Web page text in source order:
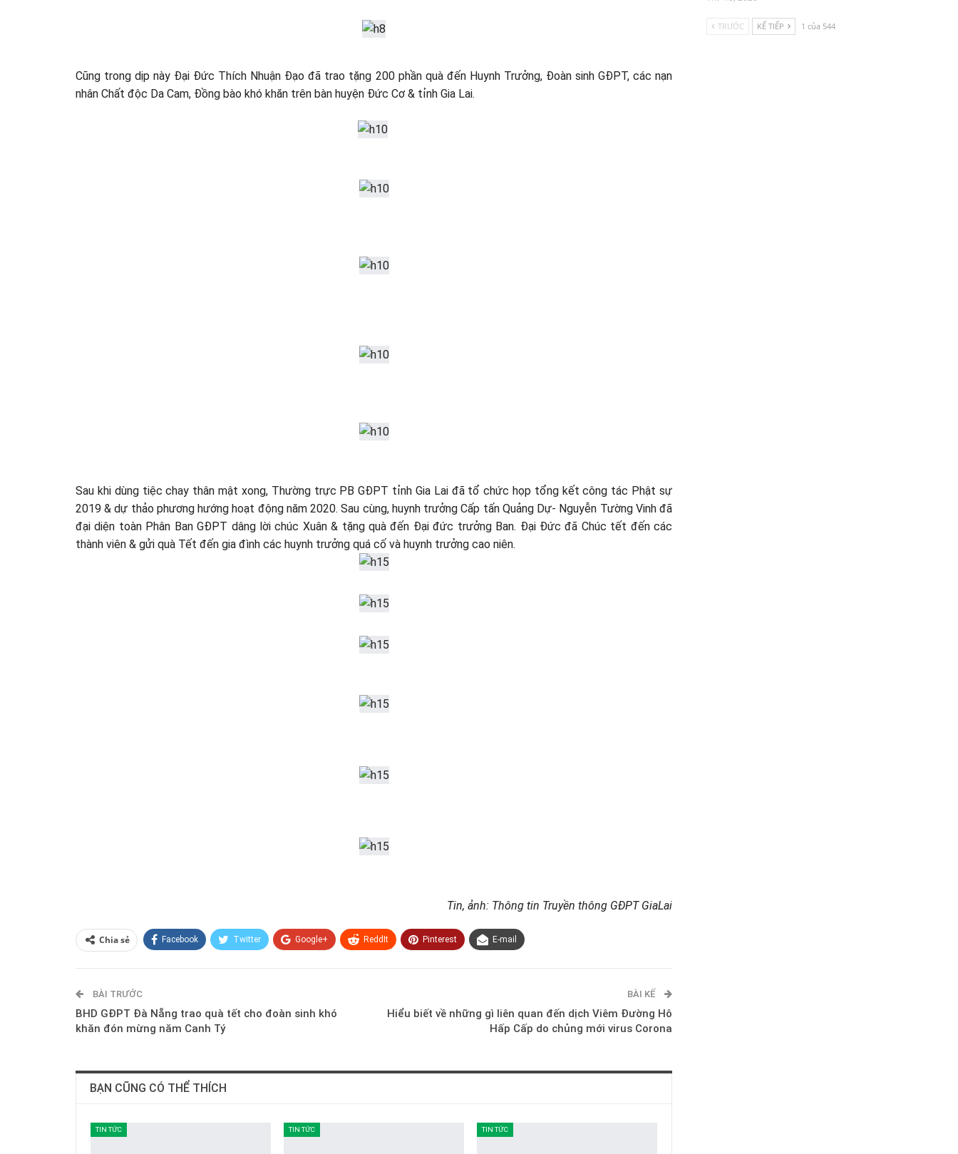
Cũng trong dịp này Đại Đức Thích Nhuận Đạo đã trao tặng 200 phần quà đến Huynh Trưởng, Đoàn sinh GĐPT, các nạn
nhân Chất độc Da Cam, Đồng bào khó khăn trên bàn huyện Đức Cơ & tỉnh Gia Lai.
Sau khi dùng tiệc chay thân mật xong, Thường trực PB GĐPT tỉnh Gia Lai đã tổ chức họp tổng kết công tác Phật sự
2019 & dự thảo phương hướng hoạt động năm 2020. Sau cùng, huynh trưởng Cấp tấn Quảng Dự- Nguyễn Tường Vinh đã
đại diện toàn Phân Ban GĐPT dâng lời chúc Xuân & tặng quà đến Đại đức trưởng Ban. Đại Đức đã Chúc tết đến các
thành viên & gửi quà Tết đến gia đình các huynh trưởng quá cố và huynh trưởng cao niên.
Tin, ảnh: Thông tin Truyền thông GĐPT GiaLai
Chia sẻ Facebook Twitter Google+ ReddIt Pinterest E-mail
BÀI TRƯỚC
BHD GĐPT Đà Nẵng trao quà tết cho đoàn sinh khó
khăn đón mừng năm Canh Tý
BÀI KẾ
Hiểu biết về những gì liên quan đến dịch Viêm Đường Hô
Hấp Cấp do chủng mới virus Corona
BẠN CŨNG CÓ THỂ THÍCH
TIN TỨC TIN TỨC TIN TỨC
TRƯỚC KẾ TIẾP 1 của 544